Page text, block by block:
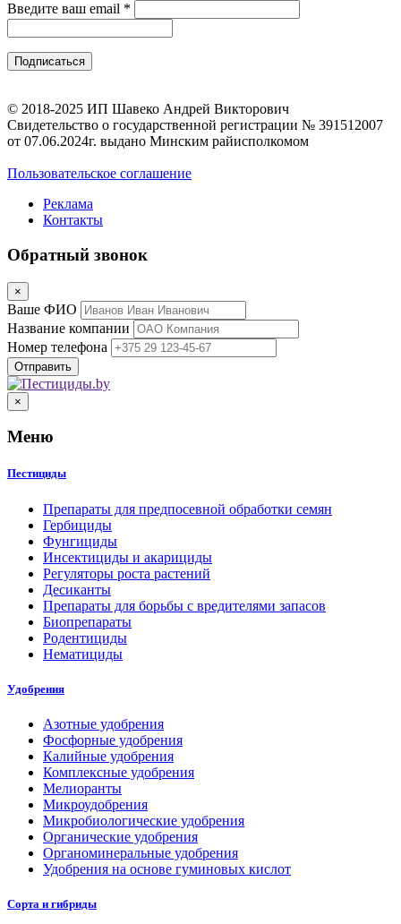
Введите ваш email *
© 2018-2025 ИП Шавеко Андрей Викторович
Свидетельство о государственной регистрации № 391512007
от 07.06.2024г. выдано Минским райисполкомом
Пользовательское соглашение
Реклама
Контакты
Обратный звонок
×
Ваше ФИО
Название компании
Номер телефона
×
Меню
Пестициды
Препараты для предпосевной обработки семян
Гербициды
Фунгициды
Инсектициды и акарициды
Регуляторы роста растений
Десиканты
Препараты для борьбы с вредителями запасов
Биопрепараты
Родентициды
Нематициды
Удобрения
Азотные удобрения
Фосфорные удобрения
Калийные удобрения
Комплексные удобрения
Мелиоранты
Микроудобрения
Микробиологические удобрения
Органические удобрения
Органоминеральные удобрения
Удобрения на основе гуминовых кислот
Сорта и гибриды